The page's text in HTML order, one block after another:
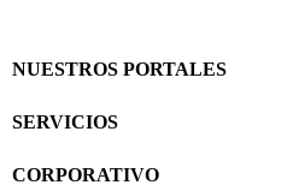
NUESTROS PORTALES
SERVICIOS
CORPORATIVO